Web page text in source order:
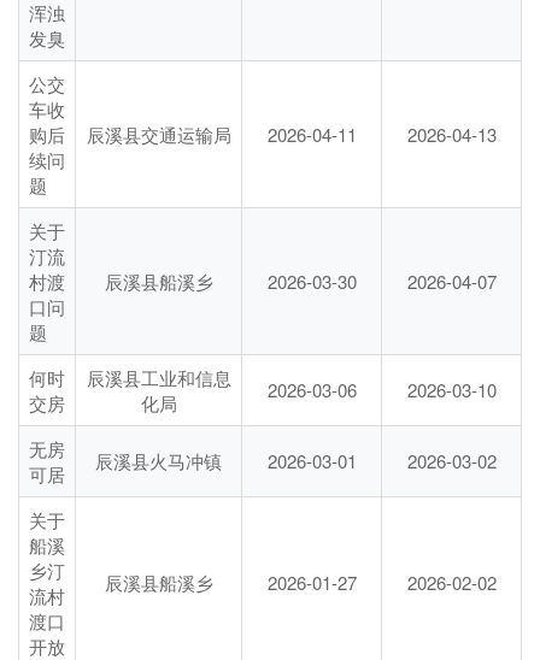
浑浊
发臭
公交
车收
购后
续问
题
辰溪县交通运输局 2026-04-11 2026-04-13
关于
汀流
村渡
口问
题
辰溪县船溪乡 2026-03-30 2026-04-07
何时
交房
辰溪县工业和信息
化局
2026-03-06 2026-03-10
无房
可居
辰溪县火马冲镇 2026-03-01 2026-03-02
关于
船溪
乡汀
流村
渡口
开放
辰溪县船溪乡 2026-01-27 2026-02-02